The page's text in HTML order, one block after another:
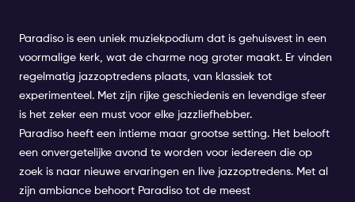
Paradiso is een uniek muziekpodium dat is gehuisvest in een
voormalige kerk, wat de charme nog groter maakt. Er vinden
regelmatig jazzoptredens plaats, van klassiek tot
experimenteel. Met zijn rijke geschiedenis en levendige sfeer
is het zeker een must voor elke jazzliefhebber.
Paradiso heeft een intieme maar grootse setting. Het belooft
een onvergetelijke avond te worden voor iedereen die op
zoek is naar nieuwe ervaringen en live jazzoptredens. Met al
zijn ambiance behoort Paradiso tot de meest